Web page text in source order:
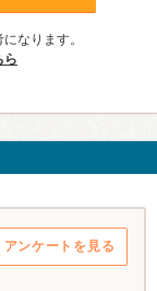
なります。
ら
アンケートを見る